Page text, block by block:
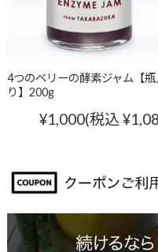
4つのベリーの酵素ジャム【瓶
り】200g
¥1,000(税込